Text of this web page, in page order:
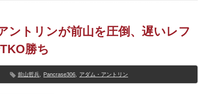
ントリンが前山を圧倒、遅いレフ
勝ち
前山哲兵 Pancrase306 アダム・アントリン